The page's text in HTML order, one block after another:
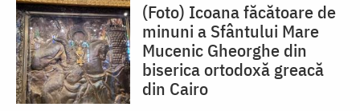
(Foto) Icoana făcătoare de
minuni a Sfântului Mare
Mucenic Gheorghe din
biserica ortodoxă greacă
din Cairo